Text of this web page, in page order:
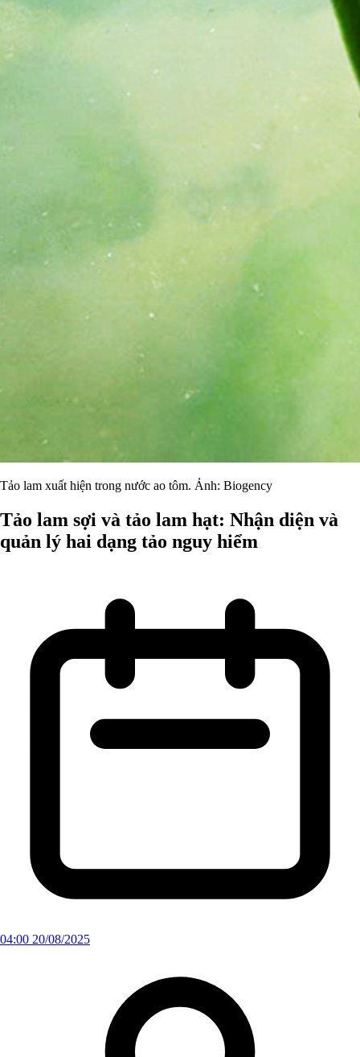
Tảo lam xuất hiện trong nước ao tôm. Ảnh: Biogency
Tảo lam sợi và tảo lam hạt: Nhận diện và
quản lý hai dạng tảo nguy hiểm
04:00 20/08/2025